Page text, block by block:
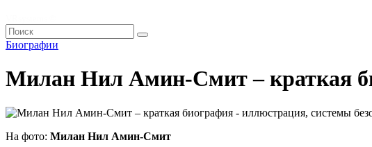
Биографии
Милан Нил Амин-Смит – краткая
На фото: Милан Нил Амин-Смит